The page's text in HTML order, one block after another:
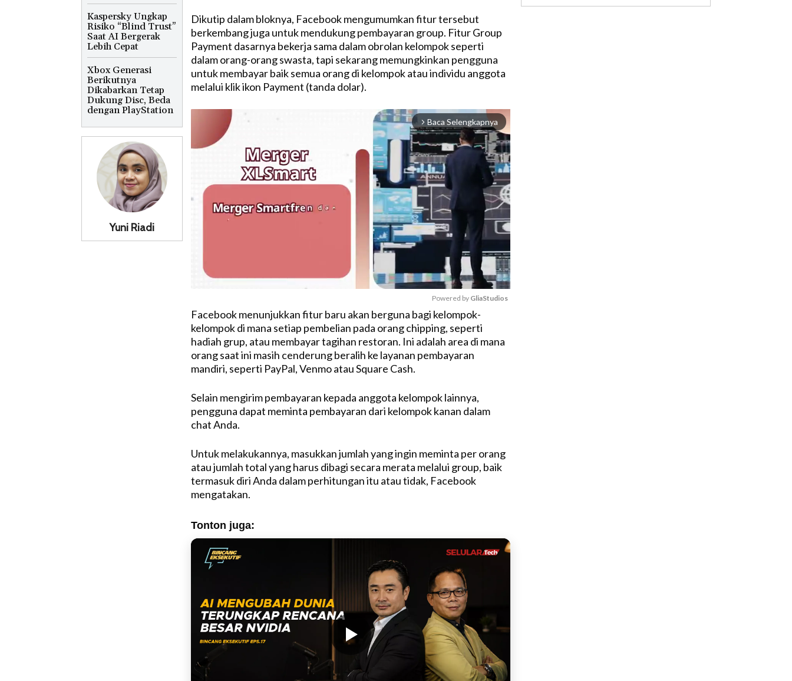
Kaspersky Ungkap
Risiko “Blind Trust”
Saat AI Bergerak
Lebih Cepat
Xbox Generasi
Berikutnya
Dikabarkan Tetap
Dukung Disc, Beda
dengan PlayStation
Yuni Riadi
Dikutip dalam bloknya, Facebook mengumumkan fitur tersebut
berkembang juga untuk mendukung pembayaran group. Fitur Group
Payment dasarnya bekerja sama dalam obrolan kelompok seperti
dalam orang-orang swasta, tapi sekarang memungkinkan pengguna
untuk membayar baik semua orang di kelompok atau individu anggota
melalui klik ikon Payment (tanda dolar).
arrow_forward_ios Baca Selengkapnya
M
u
Powered by GliaStudios
Facebook menunjukkan fitur baru akan berguna bagi kelompok-
kelompok di mana setiap pembelian pada orang chipping, seperti
hadiah grup, atau membayar tagihan restoran. Ini adalah area di mana
orang saat ini masih cenderung beralih ke layanan pembayaran
mandiri, seperti PayPal, Venmo atau Square Cash.
Selain mengirim pembayaran kepada anggota kelompok lainnya,
pengguna dapat meminta pembayaran dari kelompok kanan dalam
chat Anda.
Untuk melakukannya, masukkan jumlah yang ingin meminta per orang
atau jumlah total yang harus dibagi secara merata melalui group, baik
termasuk diri Anda dalam perhitungan itu atau tidak, Facebook
mengatakan.
Tonton juga: